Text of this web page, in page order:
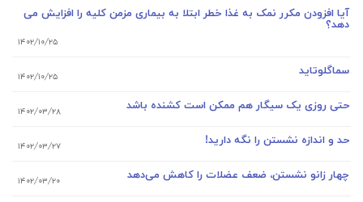
آیا افزودن مکرر نمک به غذا خطر ابتلا به بیماری مزمن کلیه را افزایش می
دهد؟
۱۴۰۲/۱۰/۲۵
سماگلوتاید ۱۴۰۲/۱۰/۲۵
حتی روزی یک سیگار هم ممکن است کشنده باشد ۱۴۰۲/۰۳/۲۸
حد و اندازه نشستن را نگه دارید! ۱۴۰۲/۰۳/۲۷
چهار زانو نشستن، ضعف عضلات را کاهش می‌دهد ۱۴۰۲/۰۳/۲۰